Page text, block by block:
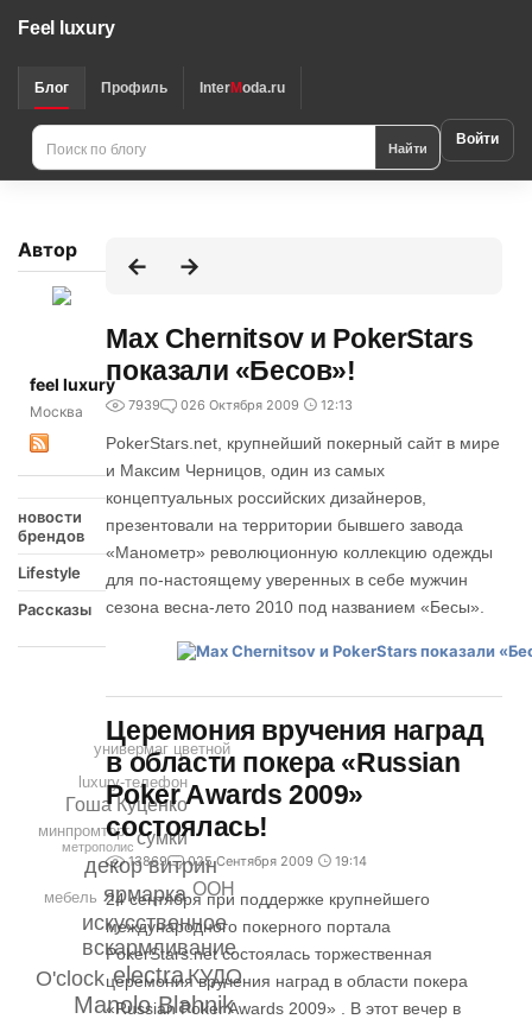
Feel luxury
Блог Профиль InterModa.ru
Найти Войти
Автор
feel luxury
Москва
новости
брендов
Lifestyle
Рассказы
electra
Manolo Blahnik
искусственное
вскармливание
ярмарка
декор витрин
O'clock КУДО
сумки
Гоша Куценко
ООН
luxury-телефон
минпромторг
мебель
универмаг цветной
метрополис
Max Chernitsov и PokerStars
показали «Бесов»!
7939 026 Октября 2009 12:13
PokerStars.net, крупнейший покерный сайт в мире
и Максим Черницов, один из самых
концептуальных российских дизайнеров,
презентовали на территории бывшего завода
«Манометр» революционную коллекцию одежды
для по-настоящему уверенных в себе мужчин
сезона весна-лето 2010 под названием «Бесы».
Церемония вручения наград
в области покера «Russian
Poker Awards 2009»
состоялась!
13869 025 Сентября 2009 19:14
24 сентября при поддержке крупнейшего
международного покерного портала
PokerStars.net cостоялась торжественная
церемония вручения наград в области покера
«Russian Poker Awards 2009» . В этот вечер в